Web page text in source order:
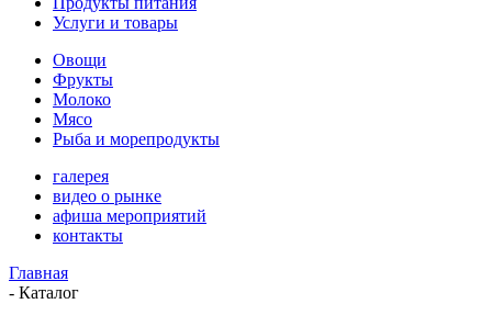
Услуги и товары
Овощи
Фрукты
Молоко
Мясо
Рыба и морепродукты
галерея
видео о рынке
афиша мероприятий
контакты
Главная
- Каталог